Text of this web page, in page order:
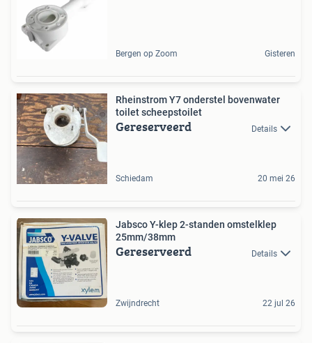
Bergen op Zoom Gisteren
Rheinstrom Y7 onderstel bovenwater
toilet scheepstoilet
Gereserveerd Details
Schiedam 20 mei 26
Jabsco Y-klep 2-standen omstelklep
25mm/38mm
Gereserveerd Details
Zwijndrecht 22 jul 26